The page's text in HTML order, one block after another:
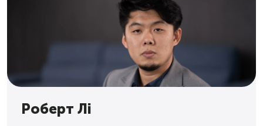
Роберт Лі